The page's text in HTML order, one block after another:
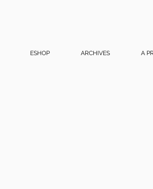
ESHOP ARCHIVES A